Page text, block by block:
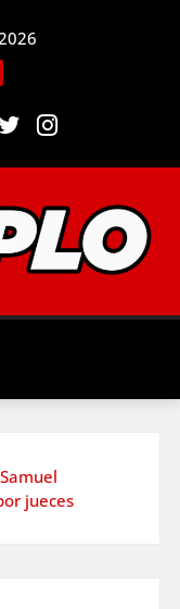
jueces